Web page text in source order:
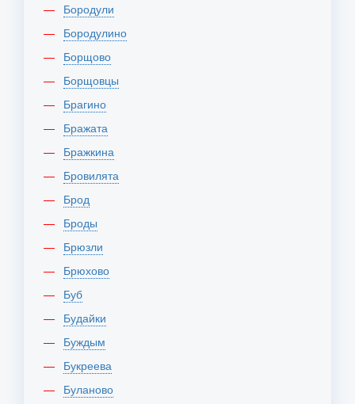
Бородули
Бородулино
Борщово
Борщовцы
Брагино
Бражата
Бражкина
Бровилята
Брод
Броды
Брюзли
Брюхово
Буб
Будайки
Буждым
Букреева
Буланово